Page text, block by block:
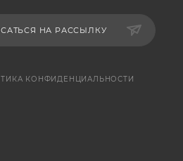
НА РАССЫЛКУ
КОНФИДЕНЦИАЛЬНОСТИ